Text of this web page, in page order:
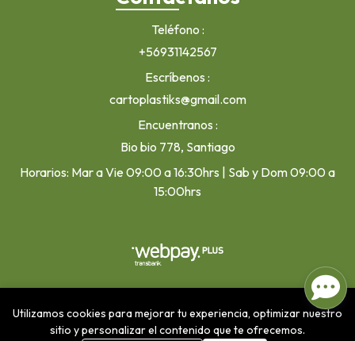
Teléfono
+56931142567
Escríbenos
cartoplastiks@gmail.com
Encuentranos
Bio bio 778, Santiago
Horarios: Mar a Vie 09:00 a 16:30hrs | Sab y Dom 09:00 a
15:00hrs
¿Te gusta mi tienda? Yo vendo con
Bsale
Utilizamos cookies para mejorar tu experiencia, optimizar nuestro
sitio y personalizar el contenido que te ofrecemos.